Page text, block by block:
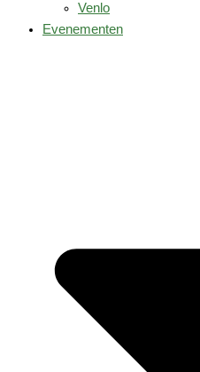
Venlo
Evenementen